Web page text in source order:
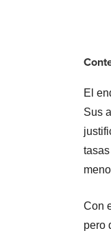
El
Sus
Con
pero